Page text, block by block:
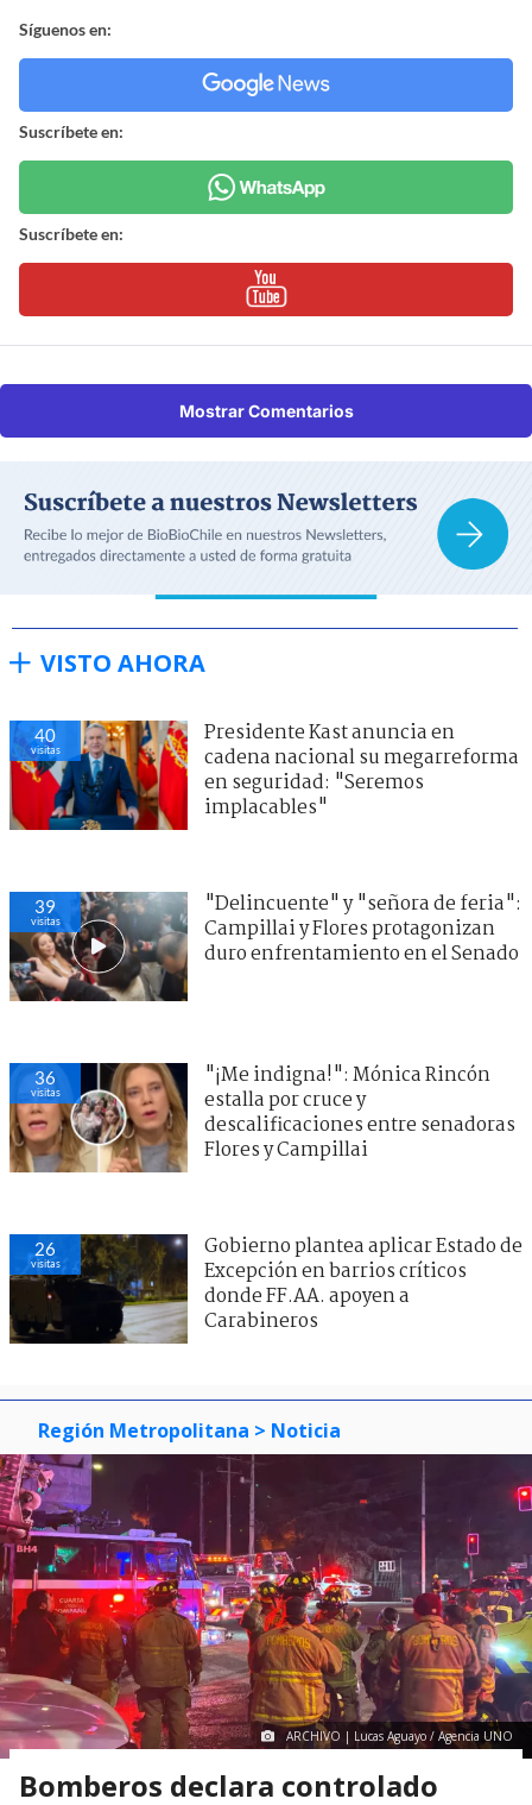
Síguenos en:
Suscríbete en:
Suscríbete en:
Mostrar Comentarios
VISTO AHORA
40
visitas
Presidente Kast anuncia en
cadena nacional su megarreforma
en seguridad: "Seremos
implacables"
39
visitas
"Delincuente" y "señora de feria":
Campillai y Flores protagonizan
duro enfrentamiento en el Senado
36
visitas
"¡Me indigna!": Mónica Rincón
estalla por cruce y
descalificaciones entre senadoras
Flores y Campillai
26
visitas
Gobierno plantea aplicar Estado de
Excepción en barrios críticos
donde FF.AA. apoyen a
Carabineros
Región Metropolitana > Noticia
ARCHIVO | Lucas Aguayo / Agencia UNO
Bomberos declara controlado